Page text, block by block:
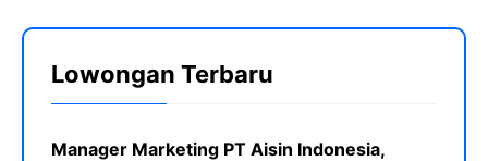
Lowongan Terbaru
Manager Marketing PT Aisin Indonesia,